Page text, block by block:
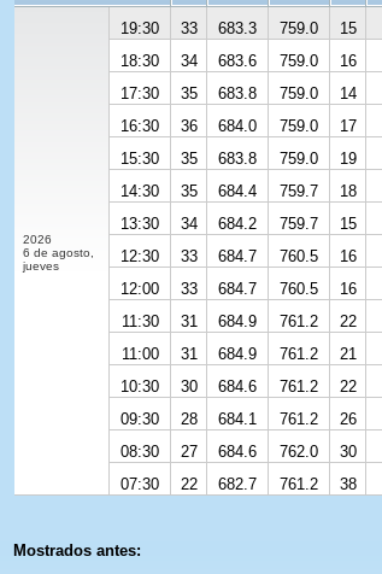
2026
6 de agosto,
jueves
19:30 33 683.3 759.0 15
18:30
34 683.6 759.0 16
17:30
35 683.8 759.0 14
16:30
36 684.0 759.0 17
15:30
35 683.8 759.0 19
14:30
35 684.4 759.7 18
13:30
34 684.2 759.7 15
12:30
33 684.7 760.5 16
12:00
33 684.7 760.5 16
11:30
31 684.9 761.2 22
11:00
31 684.9 761.2 21
10:30
30 684.6 761.2 22
09:30
28 684.1 761.2 26
08:30
27 684.6 762.0 30
07:30
22 682.7 761.2 38
Mostrados antes: